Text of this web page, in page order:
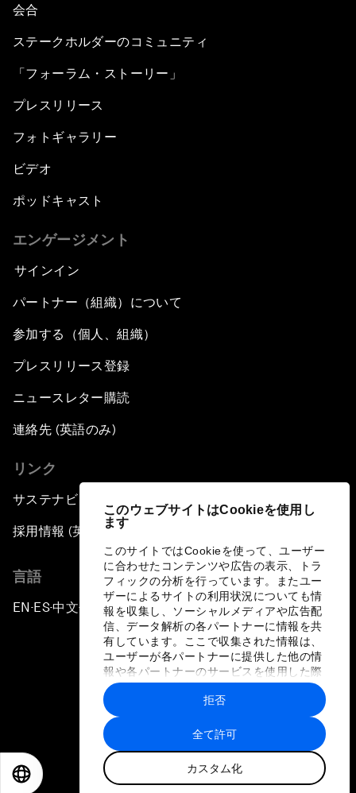
このウェブサイトはCookieを使用し
ます
このサイトではCookieを使って、ユーザー
に合わせたコンテンツや広告の表示、トラ
フィックの分析を行っています。またユー
ザーによるサイトの利用状況についても情
報を収集し、ソーシャルメディアや広告配
信、データ解析の各パートナーに情報を共
有しています。ここで収集された情報は、
ユーザーが各パートナーに提供した他の情
報や各パートナーのサービスを使用した際
に収集された情報と組み合わされ、各パー
トナーによって使用されることがありま
す。
全て許可
カスタム化
拒否
会合
ステークホルダーのコミュニティ
「フォーラム・ストーリー」
プレスリリース
フォトギャラリー
ビデオ
ポッドキャスト
エンゲージメント
サインイン
パートナー（組織）について
参加する（個人、組織）
プレスリリース登録
ニュースレター購読
連絡先 (英語のみ)
リンク
サステナビリティへの取り組み
採用情報 (英語のみ)
言語
EN ▪ES▪中文▪ 日本語
プライバシーポリシーと利用規約
サイトマップ
©
世界経済フォーラム